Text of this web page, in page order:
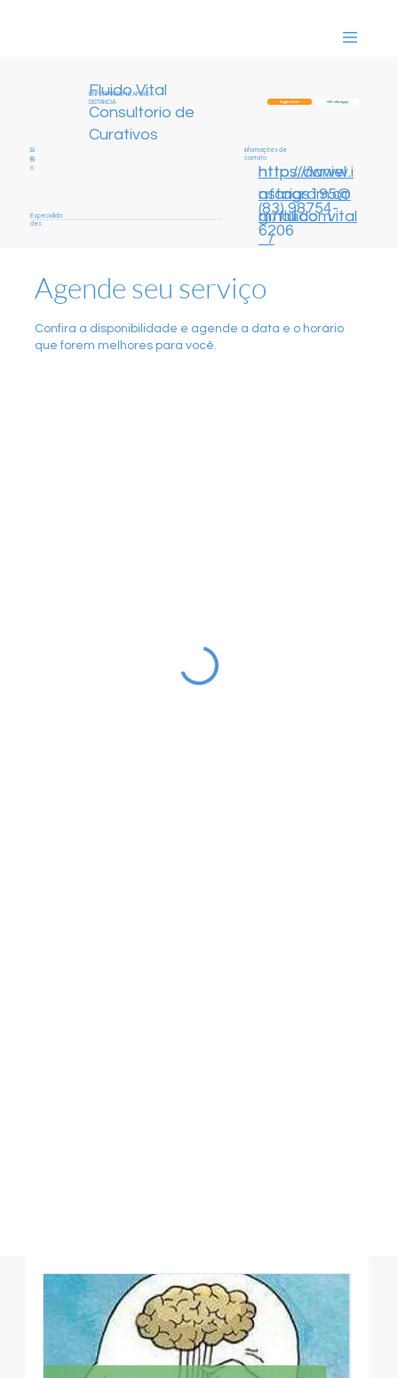
Agendar
ENFERMAGEM E APOIO A
DISTANCIA
Fluido Vital
Consultorio de
Curativos
Whatsapp
Bi
oBi
o
Especialida
des
http://daniel
afarias195@
gmail.com
(83) 98754-
6206
https://www.i
nstagram.co
m/fluido_vital
_/
Informações de
contato
Agende seu serviço
Confira a disponibilidade e agende a data e o horário
que forem melhores para você.